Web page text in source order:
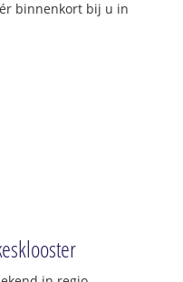
binnenkort bij u in